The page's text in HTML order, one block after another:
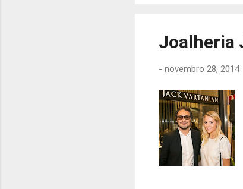
Joalheria
- novembro 28, 2014